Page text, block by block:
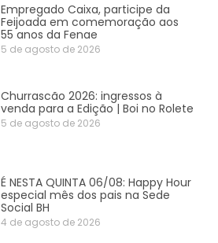
Empregado Caixa, participe da
Feijoada em comemoração aos
55 anos da Fenae
5 de agosto de 2026
Churrascão 2026: ingressos à
venda para a Edição | Boi no Rolete
5 de agosto de 2026
É NESTA QUINTA 06/08: Happy Hour
especial mês dos pais na Sede
Social BH
4 de agosto de 2026